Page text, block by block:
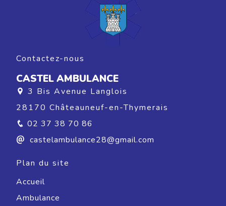
Contactez-nous
CASTEL AMBULANCE
3 Bis Avenue Langlois
28170 Châteauneuf-en-Thymerais
02 37 38 70 86
castelambulance28@gmail.com
Plan du site
Accueil
Ambulance